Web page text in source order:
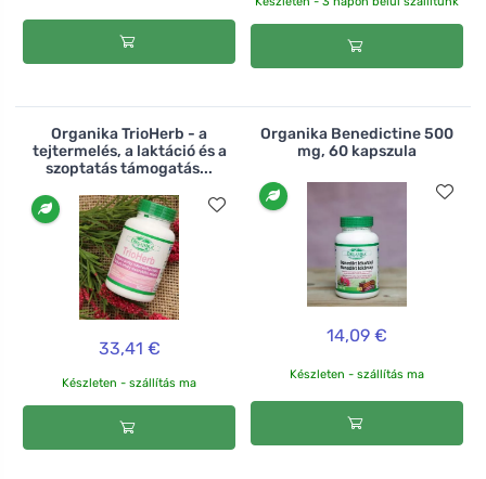
Organika TrioHerb - a
tejtermelés, a laktáció és a
szoptatás támogatás...
33,41 €
Készleten - szállítás ma
Organika Benedictine 500
mg, 60 kapszula
14,09 €
Készleten - szállítás ma